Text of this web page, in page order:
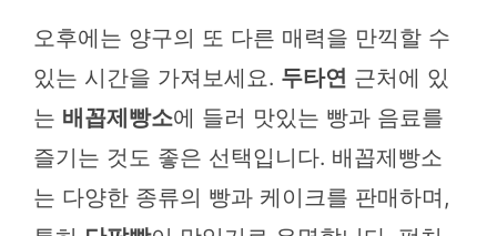
오후에는 양구의 또 다른 매력을 만끽할 수
있는 시간을 가져보세요. 두타연 근처에 있
는 배꼽제빵소에 들러 맛있는 빵과 음료를
즐기는 것도 좋은 선택입니다. 배꼽제빵소
는 다양한 종류의 빵과 케이크를 판매하며,